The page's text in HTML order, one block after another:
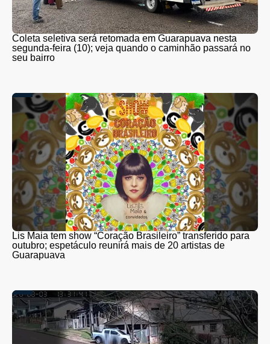
Coleta seletiva será retomada em Guarapuava nesta
segunda-feira (10); veja quando o caminhão passará no
seu bairro
Lis Maia tem show “Coração Brasileiro” transferido para
outubro; espetáculo reunirá mais de 20 artistas de
Guarapuava